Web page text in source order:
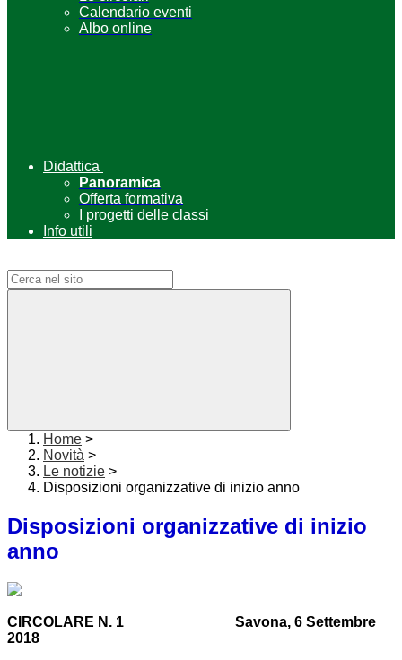
Calendario eventi
Albo online
Didattica
Panoramica
Offerta formativa
I progetti delle classi
Info utili
Home >
Novità >
Le notizie >
Disposizioni organizzative di inizio anno
Disposizioni organizzative di inizio
anno
CIRCOLARE N. 1 Savona, 6 Settembre
2018